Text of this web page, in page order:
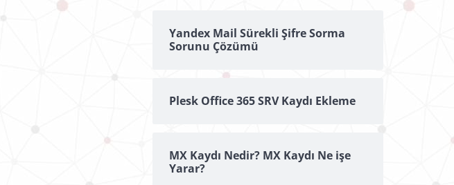
Yandex Mail Sürekli Şifre Sorma
Sorunu Çözümü
Plesk Office 365 SRV Kaydı Ekleme
MX Kaydı Nedir? MX Kaydı Ne işe
Yarar?